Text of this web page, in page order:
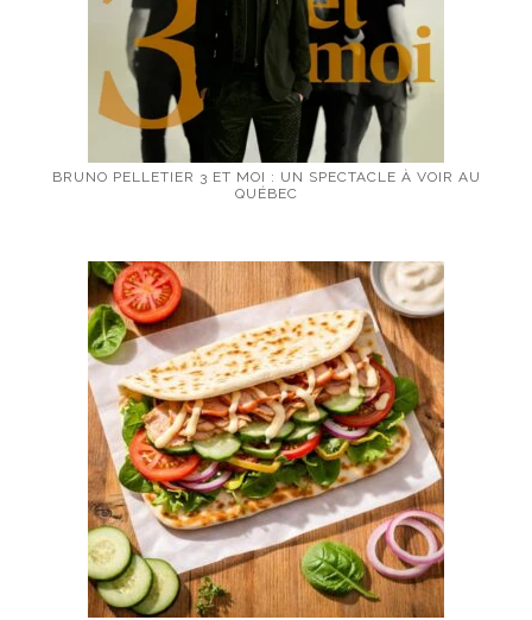
BRUNO PELLETIER 3 ET MOI : UN SPECTACLE À VOIR AU
QUÉBEC